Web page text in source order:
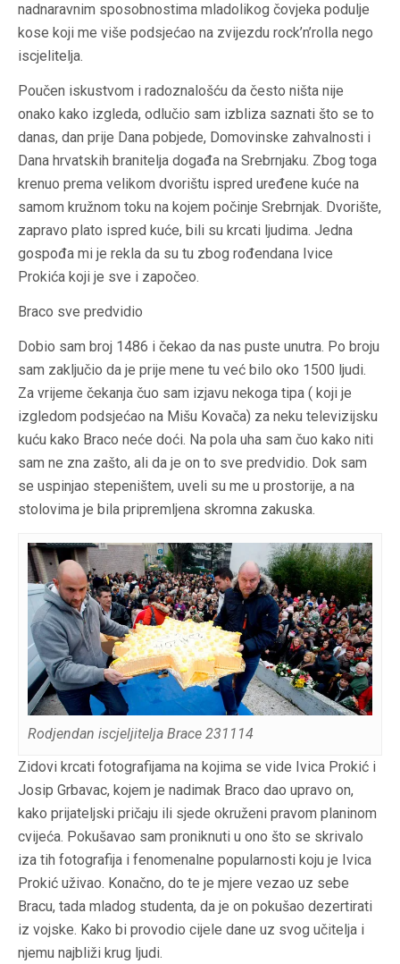
nadnaravnim sposobnostima mladolikog čovjeka podulje
kose koji me više podsjećao na zvijezdu rock’n’rolla nego
iscjelitelja.
Poučen iskustvom i radoznalošću da često ništa nije
onako kako izgleda, odlučio sam izbliza saznati što se to
danas, dan prije Dana pobjede, Domovinske zahvalnosti i
Dana hrvatskih branitelja događa na Srebrnjaku. Zbog toga
krenuo prema velikom dvorištu ispred uređene kuće na
samom kružnom toku na kojem počinje Srebrnjak. Dvorište,
zapravo plato ispred kuće, bili su krcati ljudima. Jedna
gospođa mi je rekla da su tu zbog rođendana Ivice
Prokića koji je sve i započeo.
Braco sve predvidio
Dobio sam broj 1486 i čekao da nas puste unutra. Po broju
sam zaključio da je prije mene tu već bilo oko 1500 ljudi.
Za vrijeme čekanja čuo sam izjavu nekoga tipa ( koji je
izgledom podsjećao na Mišu Kovača) za neku televizijsku
kuću kako Braco neće doći. Na pola uha sam čuo kako niti
sam ne zna zašto, ali da je on to sve predvidio. Dok sam
se uspinjao stepeništem, uveli su me u prostorije, a na
stolovima je bila pripremljena skromna zakuska.
Rodjendan iscjeljitelja Brace 231114
Zidovi krcati fotografijama na kojima se vide Ivica Prokić i
Josip Grbavac, kojem je nadimak Braco dao upravo on,
kako prijateljski pričaju ili sjede okruženi pravom planinom
cvijeća. Pokušavao sam proniknuti u ono što se skrivalo
iza tih fotografija i fenomenalne popularnosti koju je Ivica
Prokić uživao. Konačno, do te je mjere vezao uz sebe
Bracu, tada mladog studenta, da je on pokušao dezertirati
iz vojske. Kako bi provodio cijele dane uz svog učitelja i
njemu najbliži krug ljudi.